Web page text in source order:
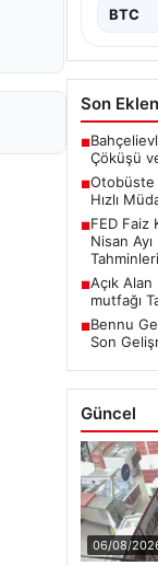
BTC
Son
■
Çöküşü
■Otobüste
Hızlı
■FED Faiz
Nisan
Tahminleri
■Açık
mutfağı
■Bennu
Son
Güncel
06/08/